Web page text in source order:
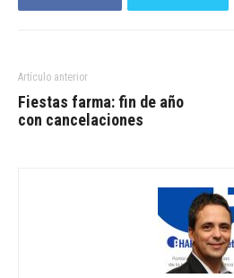
Artículo anterior
Fiestas farma: fin de año
con cancelaciones